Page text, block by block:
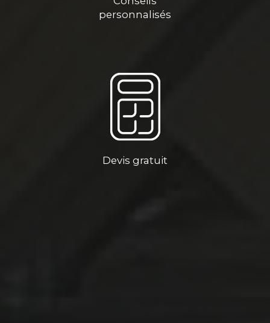
personnalisés
Devis gratuit